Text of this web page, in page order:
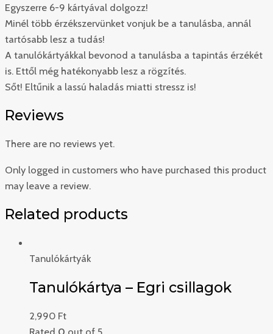
Egyszerre 6-9 kártyával dolgozz!
Minél több érzékszervünket vonjuk be a tanulásba, annál
tartósabb lesz a tudás!
A tanulókártyákkal bevonod a tanulásba a tapintás érzékét
is. Ettől még hatékonyabb lesz a rögzítés.
Sőt! Eltűnik a lassú haladás miatti stressz is!
Reviews
There are no reviews yet.
Only logged in customers who have purchased this product
may leave a review.
Related products
Tanulókártyák
Tanulókártya – Egri csillagok
2,990 Ft
Rated 0 out of 5